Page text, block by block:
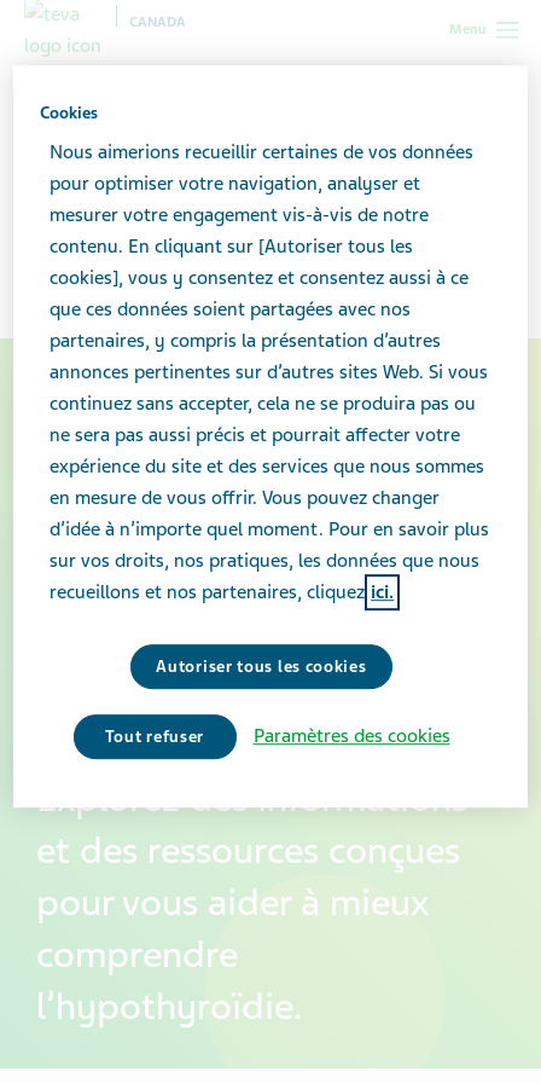
Menu
CANADA
Hypothyroïdie : Ce que
vous devez savoir
Explorez des informations
et des ressources conçues
pour vous aider à mieux
comprendre
l’hypothyroïdie.
Cookies
Nous aimerions recueillir certaines de vos données
pour optimiser votre navigation, analyser et
mesurer votre engagement vis-à-vis de notre
contenu. En cliquant sur [Autoriser tous les
cookies], vous y consentez et consentez aussi à ce
que ces données soient partagées avec nos
partenaires, y compris la présentation d’autres
annonces pertinentes sur d’autres sites Web. Si vous
continuez sans accepter, cela ne se produira pas ou
ne sera pas aussi précis et pourrait affecter votre
expérience du site et des services que nous sommes
en mesure de vous offrir. Vous pouvez changer
d’idée à n’importe quel moment. Pour en savoir plus
sur vos droits, nos pratiques, les données que nous
recueillons et nos partenaires, cliquez ici.
Autoriser tous les cookies
Tout refuser Paramètres des cookies